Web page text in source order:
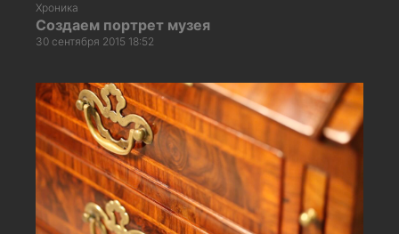
Хроника
Создаем портрет музея
30 сентября 2015 18:52